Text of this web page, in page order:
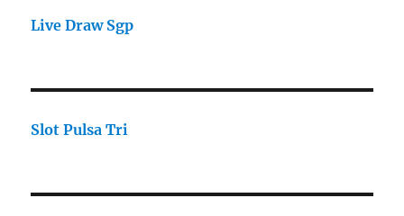
Live Draw Sgp
Slot Pulsa Tri